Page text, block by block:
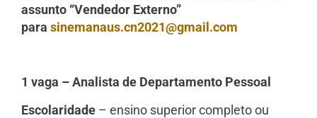
assunto “Vendedor Externo”
para sinemanaus.cn2021@gmail.com
1 vaga – Analista de Departamento Pessoal
Escolaridade – ensino superior completo ou